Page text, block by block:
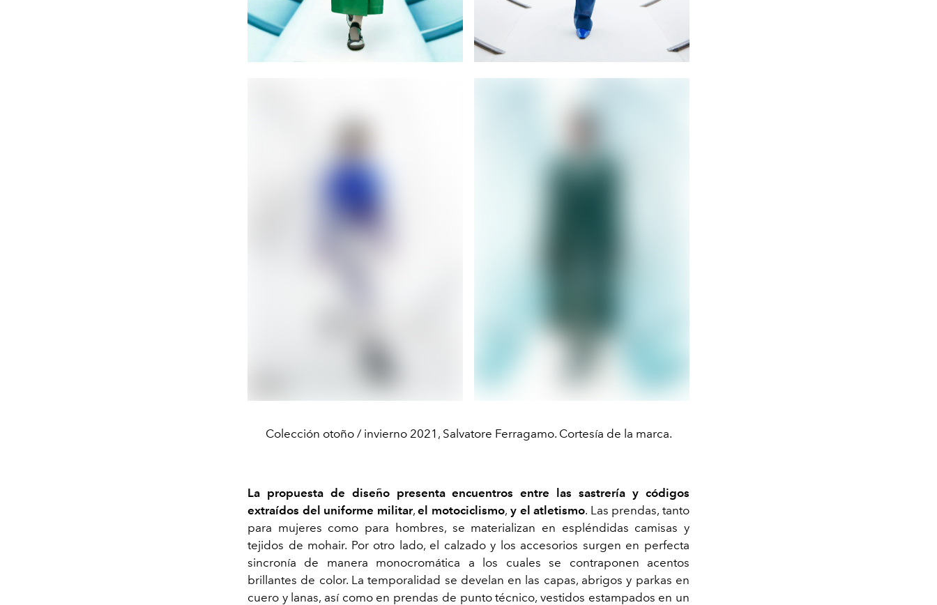
Colección otoño / invierno 2021, Salvatore Ferragamo. Cortesía de la marca.
La propuesta de diseño presenta encuentros entre las sastrería y códigos
extraídos del uniforme militar,el motociclismo, y el atletismo. Las prendas, tanto
para mujeres como para hombres, se materializan en espléndidas camisas y
tejidos de mohair. Por otro lado, el calzado y los accesorios surgen en perfecta
sincronía de manera monocromática a los cuales se contraponen acentos
brillantes de color. La temporalidad se develan en las capas, abrigos y parkas en
cuero y lanas, así como en prendas de punto técnico, vestidos estampados en un